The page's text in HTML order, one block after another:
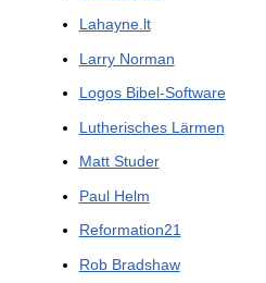
Lahayne.lt
Larry Norman
Logos Bibel-Software
Lutherisches Lärmen
Matt Studer
Paul Helm
Reformation21
Rob Bradshaw